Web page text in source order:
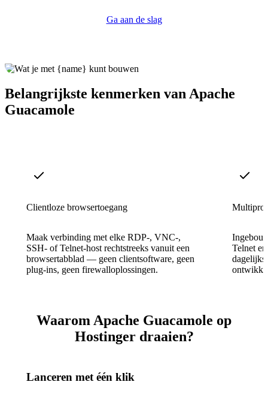
Ga aan de slag
Belangrijkste kenmerken van Apache
Guacamole
Clientloze browsertoegang
Maak verbinding met elke RDP-, VNC-,
SSH- of Telnet-host rechtstreeks vanuit een
browsertabblad — geen clientsoftware, geen
plug-ins, geen firewalloplossingen.
Telnet
Waarom Apache Guacamole op
Hostinger draaien?
Lanceren met één klik